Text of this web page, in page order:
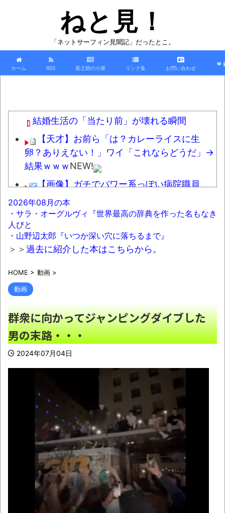
ねと見！
「ネットサーフィン見聞記」だったとこ。
ホーム RSS 甚之助の小屋 リンク集 お問い合わせ
ｗ
結婚生活の「当たり前」が壊れる瞬間
【天才】お前ら「は？カレーライスに生
卵？ありえない！」ワイ「これならどうだ」→
結果ｗｗｗNEW!
【画像】ガチでパワー系っぽい病院職員、
入院患者の老人を暴行して逮捕される
【悲報】学生なのに月1億稼いでたキャバ
嬢、配信中に首吊って亡くなる
【悲報】週間少年ジャンプのグッズ(43億円
ｗｗNEW!
るｗｗNEW!
兵庫・斎藤知事、超有能だった・・・「県
の海外事務所はすべて閉鎖で。直営する意味な
いし皆さんから理解得られないでしょ」
【悲報】週間少年ジャンプのグッズ(43億円
分)を注文し全てキャンセルした女逮捕・・・
NEW!
【AI】ルイス・フロイスが歌う『日本史』
NEW!
【朗報】秋田に日本最大級のAIデータセン
ター建設へ 総事業費2兆円、UAEが巨額投資
を協議 NEW!
組合「有給取って原爆ドームを占拠して中
2026年08月の本
・サラ・オーグルヴィ『世界最高の辞典を作った名もなき
人びと
・山野辺太郎『いつか深い穴に落ちるまで』
＞＞過去に紹介した本はこちらから。
HOME > 動画 >
動画
群衆に向かってジャンピングダイブした
男の末路・・・
2024年07月04日